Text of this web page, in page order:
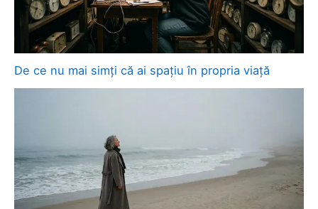
De ce nu mai simți că ai spațiu în propria viață